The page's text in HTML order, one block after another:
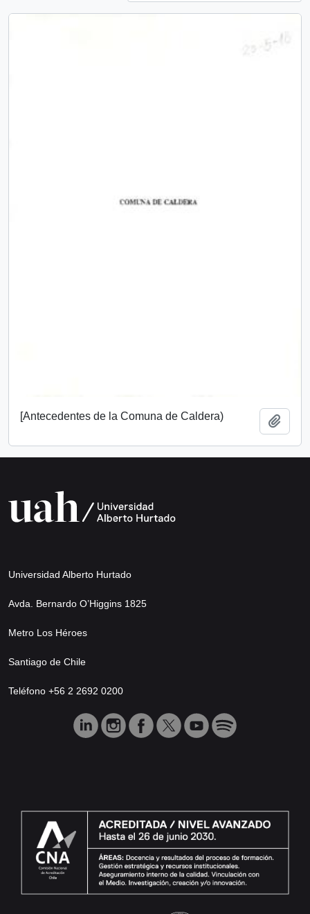
[Antecedentes de la Comuna de Caldera)
Universidad Alberto Hurtado
Avda. Bernardo O’Higgins 1825
Metro Los Héroes
Santiago de Chile
Teléfono +56 2 2692 0200